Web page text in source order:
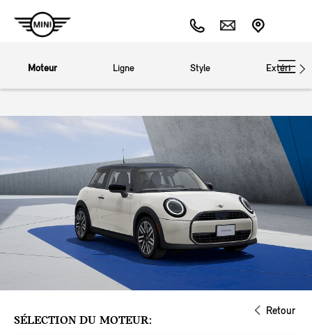
Moteur Ligne Style Extérieur
Retour
SÉLECTION DU MOTEUR: